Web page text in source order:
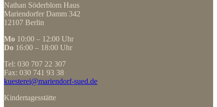
Nathan Söderblom Haus
Mariendorfer Damm 342
12107 Berlin
Mo 10:00 – 12:00 Uhr
Do 16:00 – 18:00 Uhr
Tel: 030 707 22 307
Fax: 030 741 93 38
kuesterei@mariendorf-sued.de
Kindertagesstätte